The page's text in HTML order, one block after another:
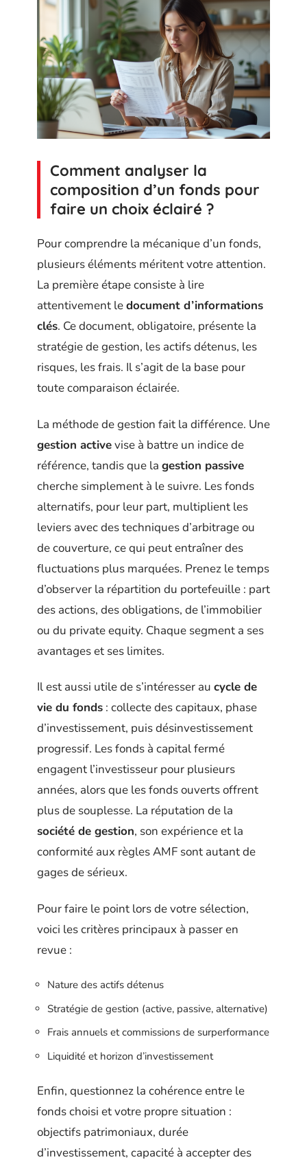
Comment analyser la
composition d’un fonds pour
faire un choix éclairé ?
Pour comprendre la mécanique d’un fonds,
plusieurs éléments méritent votre attention.
La première étape consiste à lire
attentivement ledocument d’informations
clés. Ce document, obligatoire, présente la
stratégie de gestion, les actifs détenus, les
risques, les frais. Il s’agit de la base pour
toute comparaison éclairée.
La méthode de gestion fait la différence. Une
gestion activevise à battre un indice de
référence, tandis que la gestion passive
cherche simplement à le suivre. Les fonds
alternatifs, pour leur part, multiplient les
leviers avec des techniques d’arbitrage ou
de couverture, ce qui peut entraîner des
fluctuations plus marquées. Prenez le temps
d’observer la répartition du portefeuille : part
des actions, des obligations, de l’immobilier
ou du private equity. Chaque segment a ses
avantages et ses limites.
Il est aussi utile de s’intéresser au cycle de
vie du fonds : collecte des capitaux, phase
d’investissement, puis désinvestissement
progressif. Les fonds à capital fermé
engagent l’investisseur pour plusieurs
années, alors que les fonds ouverts offrent
plus de souplesse. La réputation de la
société de gestion, son expérience et la
conformité aux règles AMF sont autant de
gages de sérieux.
Pour faire le point lors de votre sélection,
voici les critères principaux à passer en
revue :
Nature des actifs détenus
Stratégie de gestion (active, passive, alternative)
Frais annuels et commissions de surperformance
Liquidité et horizon d’investissement
Enfin, questionnez la cohérence entre le
fonds choisi et votre propre situation :
objectifs patrimoniaux, durée
d’investissement, capacité à accepter des